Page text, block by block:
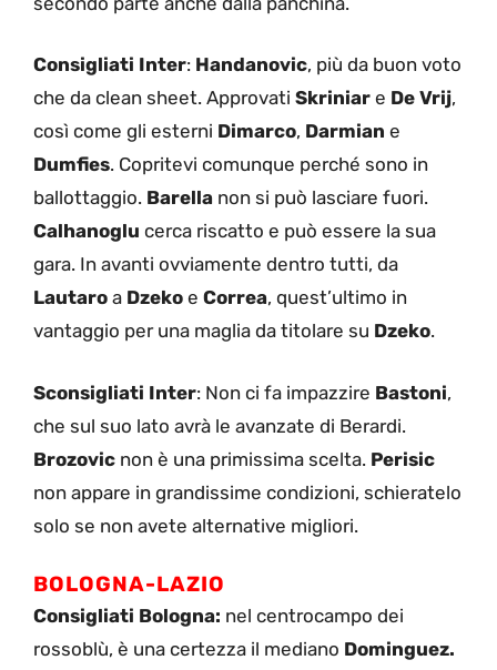
Consigliati Inter: Handanovic, più da buon voto
che da clean sheet. Approvati Skriniar e De Vrij,
così come gli esterni Dimarco, Darmian e
Dumfies. Copritevi comunque perché sono in
ballottaggio. Barella non si può lasciare fuori.
Calhanoglu cerca riscatto e può essere la sua
gara. In avanti ovviamente dentro tutti, da
Lautaro a Dzeko e Correa, quest’ultimo in
vantaggio per una maglia da titolare su Dzeko.
Sconsigliati Inter: Non ci fa impazzire Bastoni,
che sul suo lato avrà le avanzate di Berardi.
Brozovic non è una primissima scelta. Perisic
non appare in grandissime condizioni, schieratelo
solo se non avete alternative migliori.
BOLOGNA-LAZIO
Consigliati Bologna: nel centrocampo dei
rossoblù, è una certezza il mediano Dominguez.